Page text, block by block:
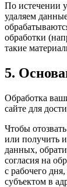
По истечении
удаляем
обработки
такие
5.
Обработка
сайте для
Чтобы
или получить
данных,
согласия на
с рабочего
субъектом в